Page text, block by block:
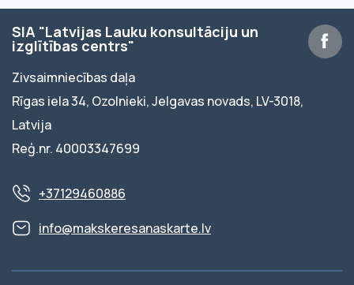
SIA "Latvijas Lauku konsultāciju un
izglītības centrs"
Zivsaimniecības daļa
Rīgas iela 34, Ozolnieki, Jelgavas novads, LV-3018,
Latvija
Reģ.nr. 40003347699
+37129460886
info@makskeresanaskarte.lv